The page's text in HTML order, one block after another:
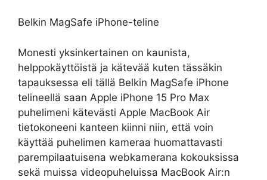
Belkin MagSafe iPhone-teline
Monesti yksinkertainen on kaunista,
helppokäyttöistä ja kätevää kuten tässäkin
tapauksessa eli tällä Belkin MagSafe iPhone
telineellä saan Apple iPhone 15 Pro Max
puhelimeni kätevästi Apple MacBook Air
tietokoneeni kanteen kiinni niin, että voin
käyttää puhelimen kameraa huomattavasti
parempilaatuisena webkamerana kokouksissa
sekä muissa videopuheluissa MacBook Air:n